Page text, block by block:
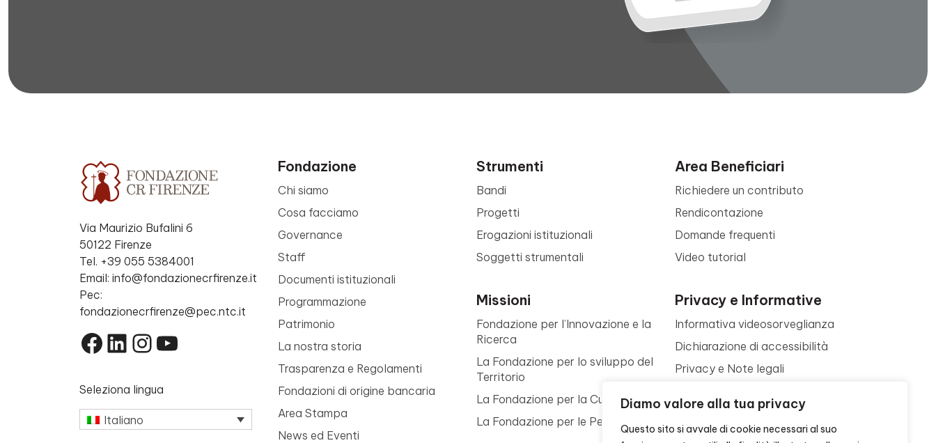
Diamo valore alla tua privacy
Questo sito si avvale di cookie necessari al suo
Via Maurizio Bufalini 6
50122 Firenze
Tel. +39 055 5384001
Email: info@fondazionecrfirenze.it
Pec:
fondazionecrfirenze@pec.ntc.it
Facebook
LinkedIn
Instagram
YouTube
Seleziona lingua
Italiano
Fondazione
Chi siamo
Cosa facciamo
Governance
Staff
Documenti istituzionali
Programmazione
Patrimonio
La nostra storia
Trasparenza e Regolamenti
Fondazioni di origine bancaria
Area Stampa
News ed Eventi
Strumenti
Bandi
Progetti
Erogazioni istituzionali
Soggetti strumentali
Missioni
Fondazione per l’Innovazione e la
Ricerca
La Fondazione per lo sviluppo del
Territorio
La Fondazione per la Cultura
La Fondazione per le Persone
Area Beneficiari
Richiedere un contributo
Rendicontazione
Domande frequenti
Video tutorial
Privacy e Informative
Informativa videosorveglianza
Dichiarazione di accessibilità
Privacy e Note legali
Contattaci